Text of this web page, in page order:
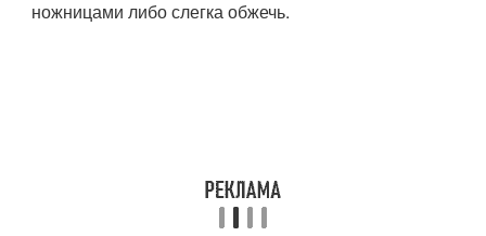
ножницами либо слегка обжечь.